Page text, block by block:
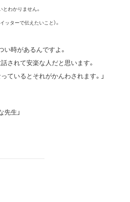
わかりません。
ッターで伝えたいこと）。
い時があるんですよ。
されて安楽な人だと思います。
ているとそれがかんわされます。」
先生」